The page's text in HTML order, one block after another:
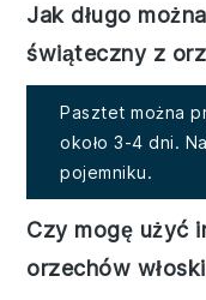
Jak długo
świąteczny z
Pasztet można
około 3-4 dni.
pojemniku.
Czy mogę użyć
orzechów